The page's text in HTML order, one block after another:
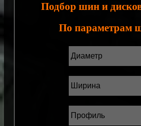
Подбор шин и
По параметрам